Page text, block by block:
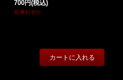
700円(税込)
在庫わずか